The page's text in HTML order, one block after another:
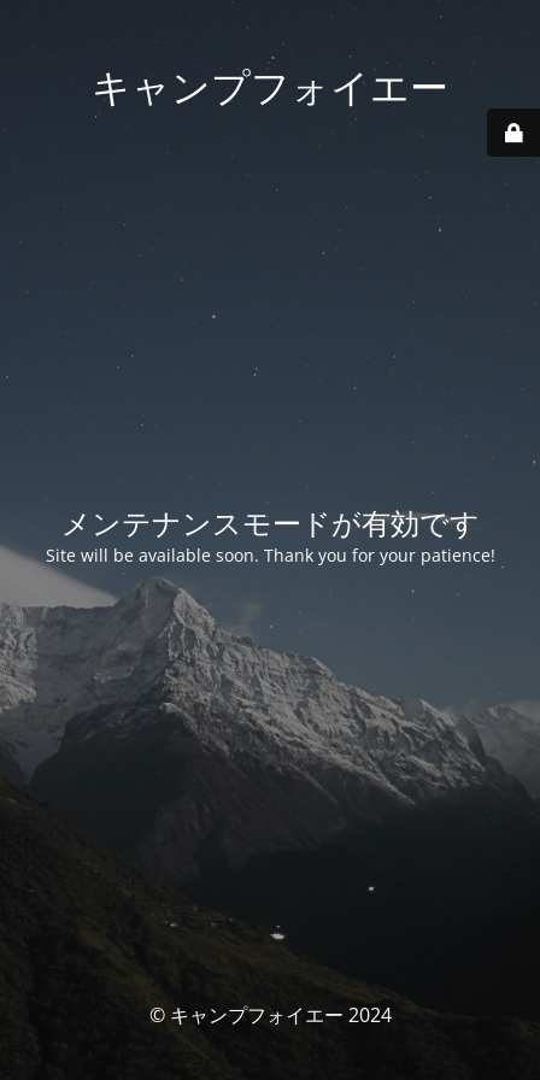
キャンプフォイエー
メンテナンスモードが有効です
Site will be available soon. Thank you for your patience!
© キャンプフォイエー 2024